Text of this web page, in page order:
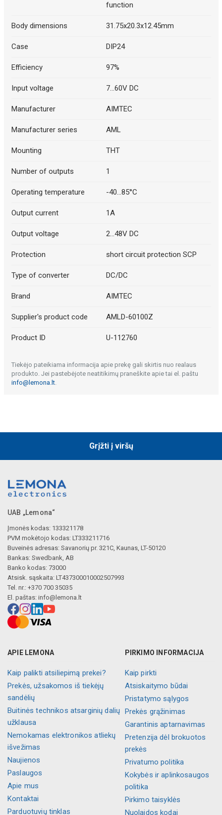
function
Body dimensions 31.75x20.3x12.45mm
Case DIP24
Efficiency 97%
Input voltage 7...60V DC
Manufacturer AIMTEC
Manufacturer series AML
Mounting THT
Number of outputs 1
Operating temperature -40...85°C
Output current 1A
Output voltage 2...48V DC
Protection short circuit protection SCP
Type of converter DC/DC
Brand AIMTEC
Supplier's product code AMLD-60100Z
Product ID U-112760
Tiekėjo pateikiama informacija apie prekę gali skirtis nuo realaus
produkto. Jei pastebėjote neatitikimų praneškite apie tai el. paštu
info@lemona.lt.
Grįžti į viršų
UAB „Lemona“
Įmonės kodas: 133321178
PVM mokėtojo kodas: LT333211716
Buveinės adresas: Savanorių pr. 321C, Kaunas, LT-50120
Bankas: Swedbank, AB
Banko kodas: 73000
Atsisk. sąskaita: LT437300010002507993
Tel. nr.: +370 700 35035
El. paštas: info@lemona.lt
APIE LEMONA
Kaip palikti atsiliepimą prekei?
Prekės, užsakomos iš tiekėjų
sandėlių
Buitinės technikos atsarginių dalių
užklausa
Nemokamas elektronikos atliekų
išvežimas
Naujienos
Paslaugos
Apie mus
Kontaktai
Parduotuvių tinklas
PIRKIMO INFORMACIJA
Kaip pirkti
Atsiskaitymo būdai
Pristatymo sąlygos
Prekės grąžinimas
Garantinis aptarnavimas
Pretenzija dėl brokuotos
prekės
Privatumo politika
Kokybės ir aplinkosaugos
politika
Pirkimo taisyklės
Nuolaidos kodai